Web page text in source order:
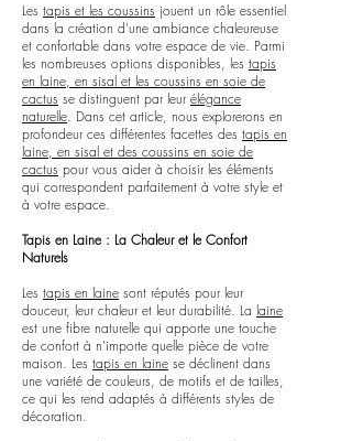
Les tapis et les coussins jouent un rôle essentiel
dans la création d'une ambiance chaleureuse
et confortable dans votre espace de vie. Parmi
les nombreuses options disponibles, les tapis
en laine, en sisal et les coussins en soie de
cactus se distinguent par leur élégance
naturelle. Dans cet article, nous explorerons en
profondeur ces différentes facettes des tapis en
laine, en sisal et des coussins en soie de
cactus pour vous aider à choisir les éléments
qui correspondent parfaitement à votre style et
à votre espace.
Tapis en Laine : La Chaleur et le Confort
Naturels
Les tapis en laine sont réputés pour leur
douceur, leur chaleur et leur durabilité. La laine
est une fibre naturelle qui apporte une touche
de confort à n'importe quelle pièce de votre
maison. Les tapis en laine se déclinent dans
une variété de couleurs, de motifs et de tailles,
ce qui les rend adaptés à différents styles de
décoration.